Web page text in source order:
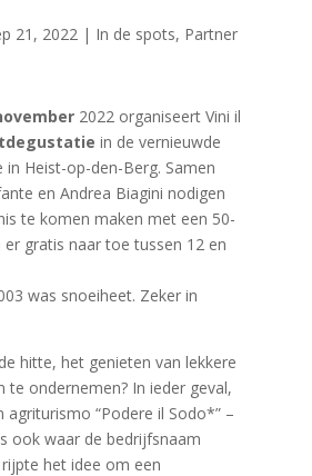
21, 2022| In de spots, Partner
2022 organiseert Vini il
in de vernieuwde
in Heist-op-den-Berg. Samen
en Andrea Biagini nodigen
te komen maken met een 50-
er gratis naar toe tussen 12 en
was snoeiheet. Zeker in
hitte, het genieten van lekkere
te ondernemen? In ieder geval,
agriturismo “Podere il Sodo*” –
ook waar de bedrijfsnaam
het idee om een